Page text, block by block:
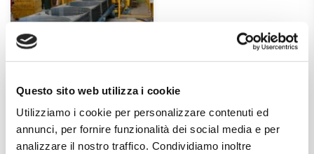
Questo sito web utilizza i cookie
Utilizziamo i cookie per personalizzare contenuti ed
annunci, per fornire funzionalità dei social media e per
analizzare il nostro traffico. Condividiamo inoltre
您想和我们的负责人一起谈谈您的计划
吗？